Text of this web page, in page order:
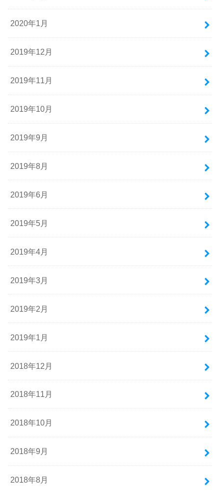
2020年1月
2019年12月
2019年11月
2019年10月
2019年9月
2019年8月
2019年6月
2019年5月
2019年4月
2019年3月
2019年2月
2019年1月
2018年12月
2018年11月
2018年10月
2018年9月
2018年8月